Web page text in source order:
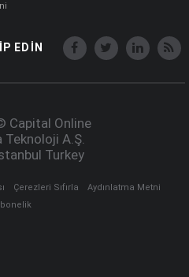
EDİN
Capital Online
Teknoloji A.Ş.
Turkey
Çerezleri Sıfırla
Aydınlatma Metni